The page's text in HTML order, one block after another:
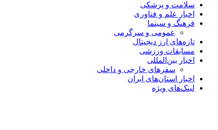
سلامت و پزشکی
اخبار علم و فناوری
فرهنگ و سینما
عمومی و سرگرمی
تازه‌های ارز دیجیتال
مسابقات ورزشی
اخبار بین‌المللی
سفرهای خارجی و داخلی
اخبار استان‌های ایران
لینک‌های ویژه